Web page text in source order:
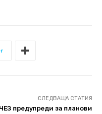
СЛЕДВАЩА СТАТИЯ
ЧЕЗ предупреди за планови